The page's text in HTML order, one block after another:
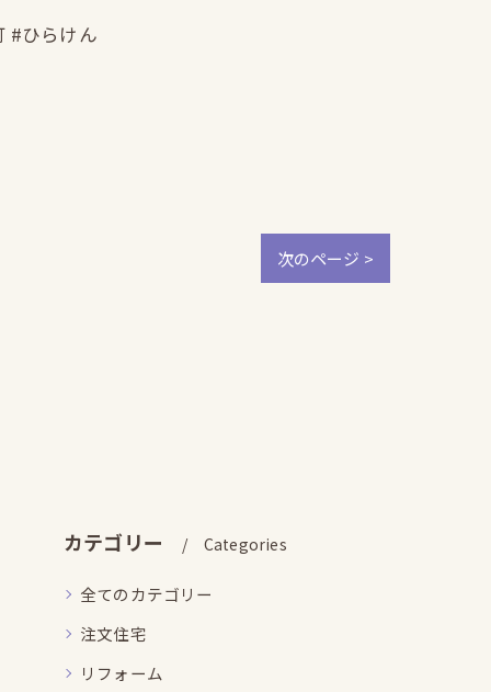
#ひらけん
次のページ >
カテゴリー Categories
全てのカテゴリー
注文住宅
リフォーム